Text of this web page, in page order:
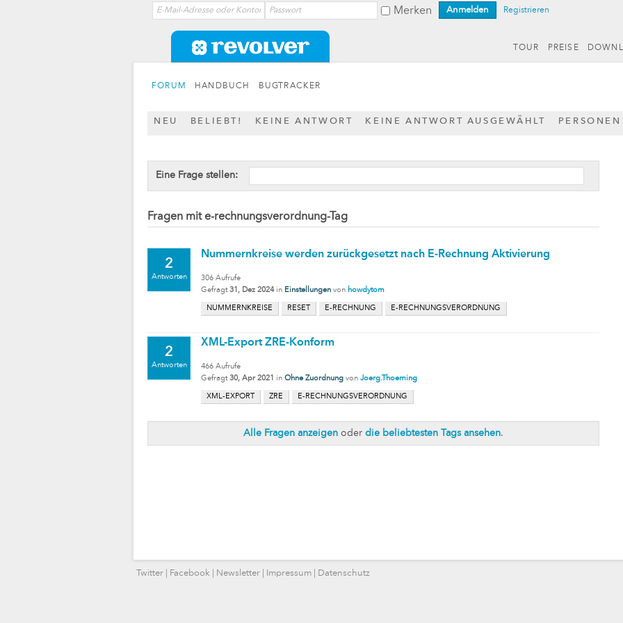
Merken Registrieren
TOUR PREISE
FORUM HANDBUCH BUGTRACKER
NEU BELIEBT! KEINE ANTWORT KEINE ANTWORT AUSGEWÄHLT PERSONEN
Eine Frage stellen:
Fragen mit e-rechnungsverordnung-Tag
2
Antworten
Nummernkreise werden zurückgesetzt nach E-Rechnung Aktivierung
306 Aufrufe
Gefragt 31, Dez 2024 in Einstellungen von howdytom
NUMMERNKREISE RESET E-RECHNUNG E-RECHNUNGSVERORDNUNG
2
Antworten
XML-Export ZRE-Konform
466 Aufrufe
Gefragt 30, Apr 2021 in Ohne Zuordnung von Joerg.Thoeming
XML-EXPORT ZRE E-RECHNUNGSVERORDNUNG
Alle Fragen anzeigen oder die beliebtesten Tags ansehen.
Twitter Facebook Newsletter Impressum Datenschutz